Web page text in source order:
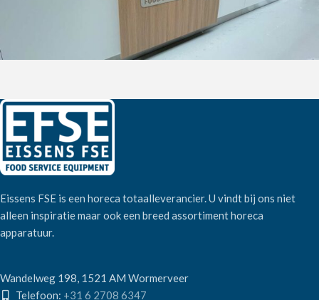
Eissens FSE is een horeca totaalleverancier. U vindt bij ons niet
alleen inspiratie maar ook een breed assortiment horeca
apparatuur.
Wandelweg 198, 1521 AM Wormerveer
Telefoon: +31 6 2708 6347